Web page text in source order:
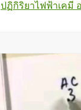
ปฏิกิริยาไฟฟ้าเคมี